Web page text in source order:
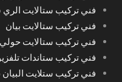
فني تركيب ستالايت الري
فني تركيب ستالايت بيان
فني تركيب ستالايت حولي55806005
فني تركيب ستاندات
فني تركيب ستلايت البيان 55806005